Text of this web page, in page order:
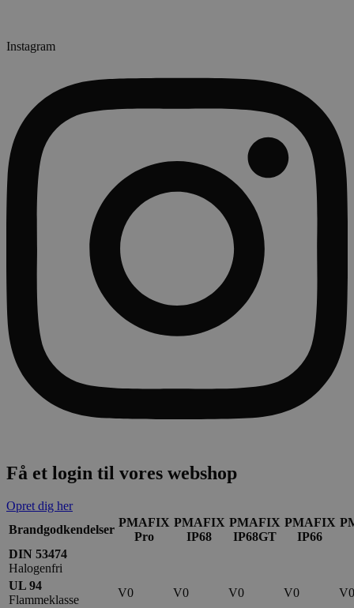
Instagram
Få et login til vores webshop
Opret dig her
Brandgodkendelser
PMAFIX
Pro
PMAFIX
IP68
PMAFIX
IP68GT
PMAFIX
IP66
DIN 53474
Halogenfri
UL 94
Flammeklasse
V0 V0 V0 V0
V0